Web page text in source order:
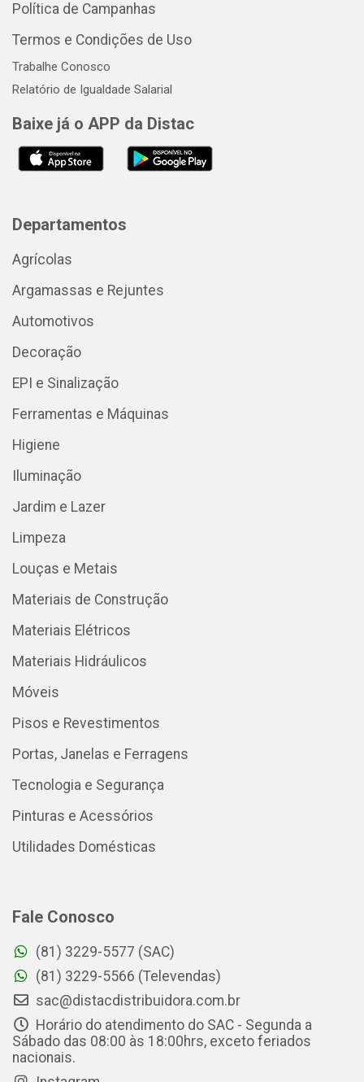
Política de Campanhas
Termos e Condições de Uso
Trabalhe Conosco
Relatório de Igualdade Salarial
Baixe já o APP da Distac
Departamentos
Agrícolas
Argamassas e Rejuntes
Automotivos
Decoração
EPI e Sinalização
Ferramentas e Máquinas
Higiene
Iluminação
Jardim e Lazer
Limpeza
Louças e Metais
Materiais de Construção
Materiais Elétricos
Materiais Hidráulicos
Móveis
Pisos e Revestimentos
Portas, Janelas e Ferragens
Tecnologia e Segurança
Pinturas e Acessórios
Utilidades Domésticas
Fale Conosco
(81) 3229-5577 (SAC)
(81) 3229-5566 (Televendas)
sac@distacdistribuidora.com.br
Horário do atendimento do SAC - Segunda a
Sábado das 08:00 às 18:00hrs, exceto feriados
nacionais.